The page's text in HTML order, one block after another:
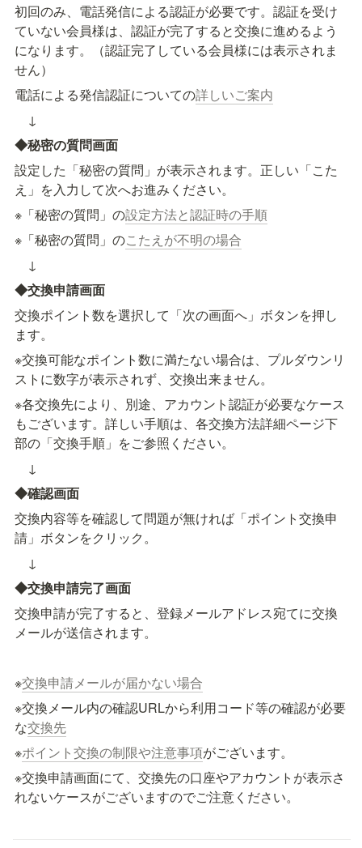
初回のみ、電話発信による認証が必要です。認証を受け
ていない会員様は、認証が完了すると交換に進めるよう
になります。（認証完了している会員様には表示されま
せん）
電話による発信認証についての詳しいご案内
↓
◆秘密の質問画面
設定した「秘密の質問」が表示されます。正しい「こた
え」を入力して次へお進みください。
※「秘密の質問」の設定方法と認証時の手順
※「秘密の質問」のこたえが不明の場合
↓
◆交換申請画面
交換ポイント数を選択して「次の画面へ」ボタンを押し
ます。
※交換可能なポイント数に満たない場合は、プルダウンリ
ストに数字が表示されず、交換出来ません。
※各交換先により、別途、アカウント認証が必要なケース
もございます。詳しい手順は、各交換方法詳細ページ下
部の「交換手順」をご参照ください。
↓
◆確認画面
交換内容等を確認して問題が無ければ「ポイント交換申
請」ボタンをクリック。
↓
◆交換申請完了画面
交換申請が完了すると、登録メールアドレス宛てに交換
メールが送信されます。
※交換申請メールが届かない場合
※交換メール内の確認URLから利用コード等の確認が必要
な交換先
※ポイント交換の制限や注意事項がございます。
※交換申請画面にて、交換先の口座やアカウントが表示さ
れないケースがございますのでご注意ください。